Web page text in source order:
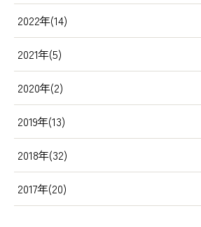
2022年(14)
2021年(5)
2020年(2)
2019年(13)
2018年(32)
2017年(20)